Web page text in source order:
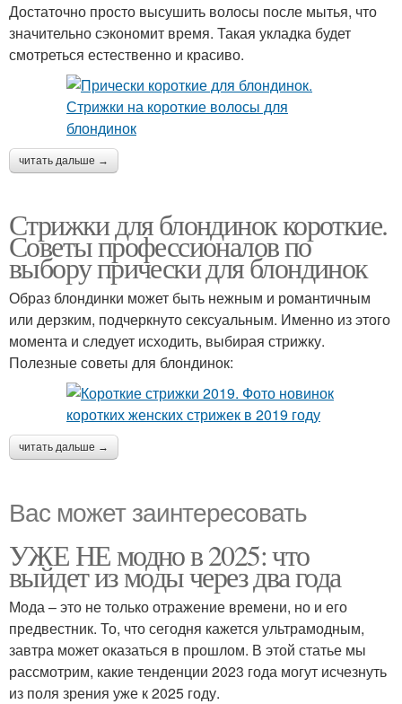
Достаточно просто высушить волосы после мытья, что
значительно сэкономит время. Такая укладка будет
смотреться естественно и красиво.
читать дальше →
Стрижки для блондинок короткие.
Советы профессионалов по
выбору прически для блондинок
Образ блондинки может быть нежным и романтичным
или дерзким, подчеркнуто сексуальным. Именно из этого
момента и следует исходить, выбирая стрижку.
Полезные советы для блондинок:
читать дальше →
Вас может заинтересовать
УЖЕ НЕ модно в 2025: что
выйдет из моды через два года
Мода – это не только отражение времени, но и его
предвестник. То, что сегодня кажется ультрамодным,
завтра может оказаться в прошлом. В этой статье мы
рассмотрим, какие тенденции 2023 года могут исчезнуть
из поля зрения уже к 2025 году.